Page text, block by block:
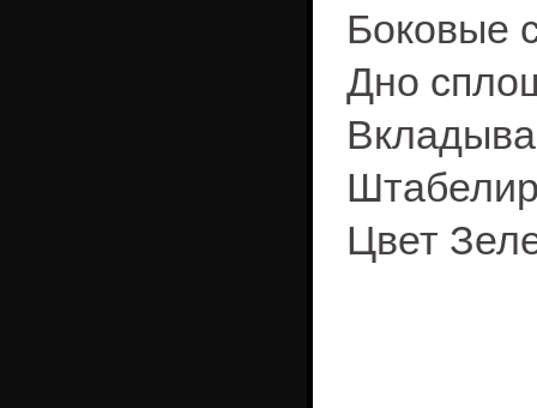
Боковые
Дно
Цвет